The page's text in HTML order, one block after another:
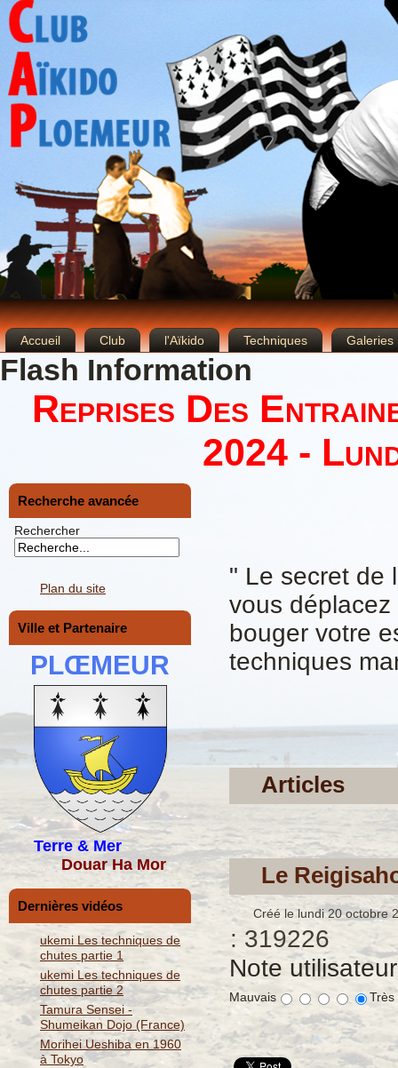
Accueil Club l'Aïkido Techniques Galeries
Flash Information
Reprises Des
2024 -
Recherche avancée
Rechercher
Plan du site
Ville et Partenaire
PLŒMEUR
Terre & Mer
Douar Ha Mor
Dernières vidéos
ukemi Les techniques de
chutes partie 1
ukemi Les techniques de
chutes partie 2
Tamura Sensei -
Shumeikan Dojo (France)
Morihei Ueshiba en 1960
à Tokyo
" Le secret de
vous
bouger votre
techniques
Articles
Le
Créé le lundi 20 octobre
: 319226
Note
Mauvais